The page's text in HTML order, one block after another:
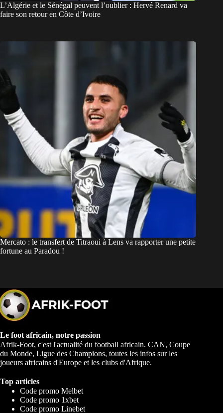
L’Algérie et le Sénégal peuvent l’oublier : Hervé Renard va
faire son retour en Côte d’Ivoire
Mercato : le transfert de Titraoui à Lens va rapporter une petite
fortune au Paradou !
Le foot africain, notre passion
Afrik-Foot, c'est l'actualité du football africain. CAN, Coupe
du Monde, Ligue des Champions, toutes les infos sur les
joueurs africains d'Europe et les clubs d'Afrique.
Top articles
Code promo Melbet
Code promo 1xbet
Code promo Linebet